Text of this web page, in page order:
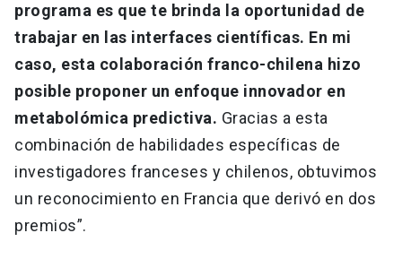
programa es que te brinda la oportunidad de
trabajar en las interfaces científicas. En mi
caso, esta colaboración franco-chilena hizo
posible proponer un enfoque innovador en
metabolómica predictiva. Gracias a esta
combinación de habilidades específicas de
investigadores franceses y chilenos, obtuvimos
un reconocimiento en Francia que derivó en dos
premios”.